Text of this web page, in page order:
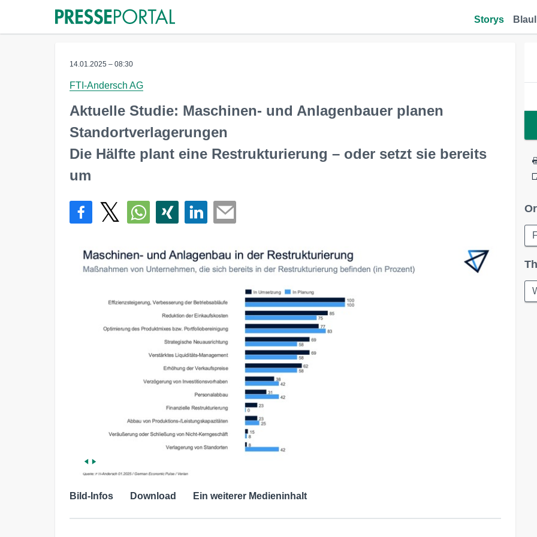
Storys
14.01.2025 – 08:30
FTI-Andersch AG
Aktuelle Studie: Maschinen- und Anlagenbauer planen
Standortverlagerungen
Die Hälfte plant eine Restrukturierung – oder setzt sie bereits
um
Bild-Infos Download Ein weiterer Medieninhalt